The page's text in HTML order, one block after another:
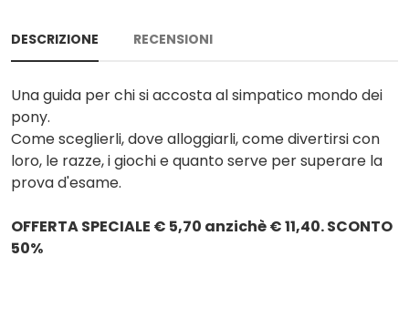
DESCRIZIONE RECENSIONI
Una guida per chi si accosta al simpatico mondo dei
pony.
Come sceglierli, dove alloggiarli, come divertirsi con
loro, le razze, i giochi e quanto serve per superare la
prova d'esame.
OFFERTA SPECIALE € 5,70 anzichè € 11,40. SCONTO
50%